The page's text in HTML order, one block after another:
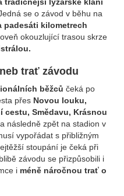
se o závod v běhu na
padesáti kilometrech
okouzlující trasou skrze
trať závodu
běžců čeká po
přes Novou louku,
cestu, Smědavu, Krásnou
a následně zpět na stadion v
vypořádat s přibližným
stoupání je čeká při
závodu se přizpůsobili i
i méně náročnou trať o